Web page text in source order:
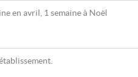
en avril, 1 semaine à Noël